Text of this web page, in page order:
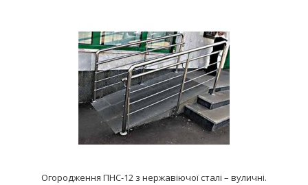
Огородження ПНС-12 з нержавіючої сталі – вуличні.